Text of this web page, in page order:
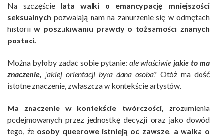
Na szczęście lata walki o emancypację mniejszości
seksualnych pozwalają nam na zanurzenie się w odmętach
historii w poszukiwaniu prawdy o tożsamości znanych
postaci.
Można byłoby zadać sobie pytanie:ale właściwie jakie to ma
znaczenie,
jakiej orientacji była dana osoba? Otóż ma dość
istotne znaczenie, zwłaszcza w kontekście artystów.
Ma znaczenie w kontekście twórczości,
zrozumienia
podejmowanych przez jednostkę decyzji oraz jako dowód
tego, że osoby queerowe istnieją od zawsze, a walka o